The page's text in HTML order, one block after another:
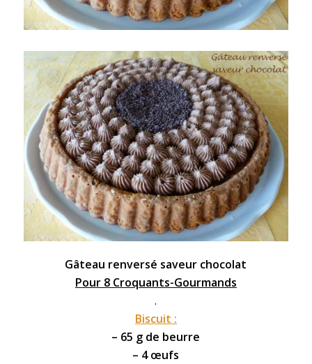
Gâteau renversé saveur chocolat
Pour 8 Croquants-Gourmands
.
Biscuit :
– 65 g de beurre
– 4 œufs